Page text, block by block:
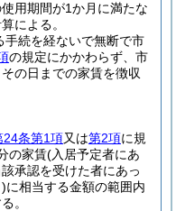
用期間が1か月に満たな
による。
手続を経ないで無断で市
の規定にかかわらず、市
の日までの家賃を徴収
24条第1項又は第2項に規
の家賃(入居予定者にあ
承認を受けた者にあっ
に相当する金額の範囲内
。